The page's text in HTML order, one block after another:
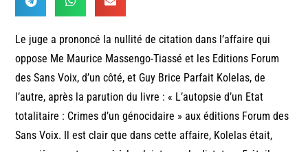
Le juge a prononcé la nullité de citation dans l’affaire qui
oppose Me Maurice Massengo-Tiassé et les Editions Forum
des Sans Voix, d’un côté, et Guy Brice Parfait Kolelas, de
l’autre, après la parution du livre : « L’autopsie d’un Etat
totalitaire : Crimes d’un génocidaire » aux éditions Forum des
Sans Voix. Il est clair que dans cette affaire, Kolelas était,